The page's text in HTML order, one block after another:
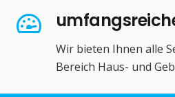
Wir bieten Ihnen alle
Bereich Haus- und